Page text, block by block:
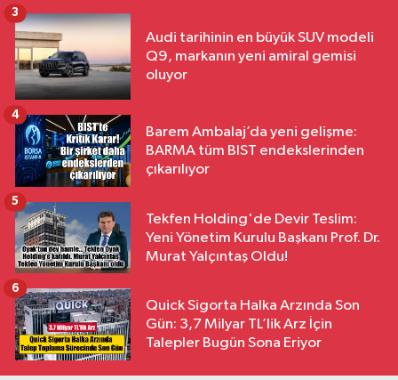
Audi tarihinin en büyük SUV modeli
Q9, markanın yeni amiral gemisi
oluyor
3
Barem Ambalaj’da yeni gelişme:
BARMA tüm BIST endekslerinden
çıkarılıyor
4
Tekfen Holding'de Devir Teslim:
Yeni Yönetim Kurulu Başkanı Prof. Dr.
Murat Yalçıntaş Oldu!
5
Quick Sigorta Halka Arzında Son
Gün: 3,7 Milyar TL’lik Arz İçin
Talepler Bugün Sona Eriyor
6